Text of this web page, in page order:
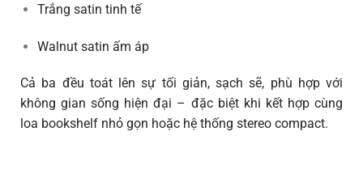
Trắng satin tinh tế
Walnut satin ấm áp
Cả ba đều toát lên sự tối giản, sạch sẽ, phù hợp với
không gian sống hiện đại – đặc biệt khi kết hợp cùng
loa bookshelf nhỏ gọn hoặc hệ thống stereo compact.